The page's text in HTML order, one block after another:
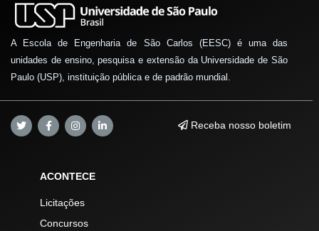
A Escola de Engenharia de São Carlos (EESC) é uma das
unidades de ensino, pesquisa e extensão da Universidade de São
Paulo (USP), instituição pública e de padrão mundial.
Receba nosso boletim
ACONTECE
Licitações
Concursos